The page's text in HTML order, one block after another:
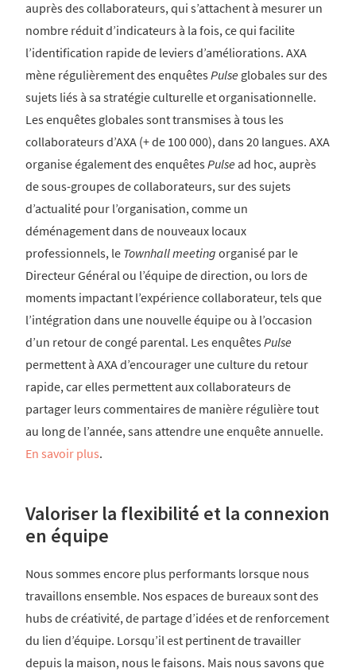
auprès des collaborateurs, qui s’attachent à mesurer un
nombre réduit d’indicateurs à la fois, ce qui facilite
l’identification rapide de leviers d’améliorations. AXA
mène régulièrement des enquêtesPulse globales sur des
sujets liés à sa stratégie culturelle et organisationnelle.
Les enquêtes globales sont transmises à tous les
collaborateurs d’AXA (+ de 100 000), dans 20 langues. AXA
organise également des enquêtesPulsead hoc, auprès
de sous-groupes de collaborateurs, sur des sujets
d’actualité pour l’organisation, comme un
déménagement dans de nouveaux locaux
professionnels, le Townhall meeting organisé par le
Directeur Général ou l’équipe de direction, ou lors de
moments impactant l’expérience collaborateur, tels que
l’intégration dans une nouvelle équipe ou à l’occasion
d’un retour de congé parental. Les enquêtesPulse
permettent à AXA d’encourager une culture du retour
rapide, car elles permettent aux collaborateurs de
partager leurs commentaires de manière régulière tout
au long de l’année, sans attendre une enquête annuelle.
En savoir plus.
Valoriser la flexibilité et la connexion
en équipe
Nous sommes encore plus performants lorsque nous
travaillons ensemble. Nos espaces de bureaux sont des
hubs de créativité, de partage d’idées et de renforcement
du lien d’équipe. Lorsqu’il est pertinent de travailler
depuis la maison, nous le faisons. Mais nous savons que